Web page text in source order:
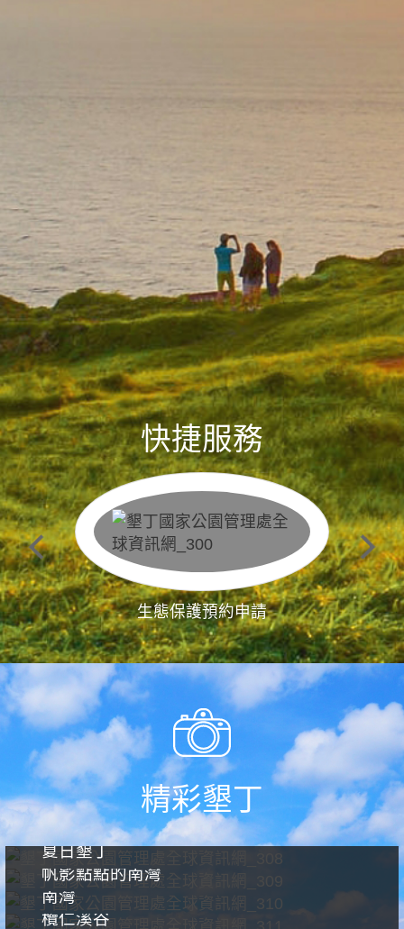
快捷服務
生態保護預約申請
精彩墾丁
夏日墾丁
帆影點點的南灣
南灣
欖仁溪谷